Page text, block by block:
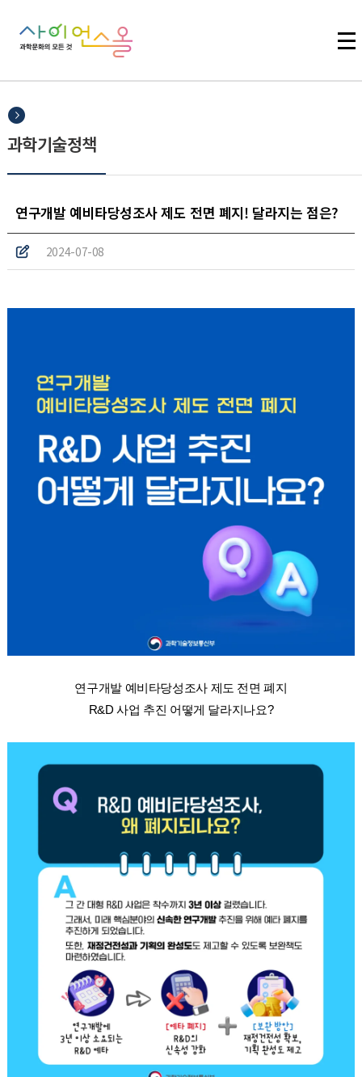
과학기술정책
연구개발 예비타당성조사 제도 전면 폐지! 달라지는 점은?
2024-07-08
연구개발 예비타당성조사 제도 전면 폐지
R&D 사업 추진 어떻게 달라지나요?